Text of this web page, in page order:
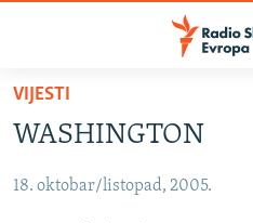
Pređite
glavni
Pređite
SRBIJA
VIJESTI
WASHINGTON
18. oktobar/listopad, 2005.